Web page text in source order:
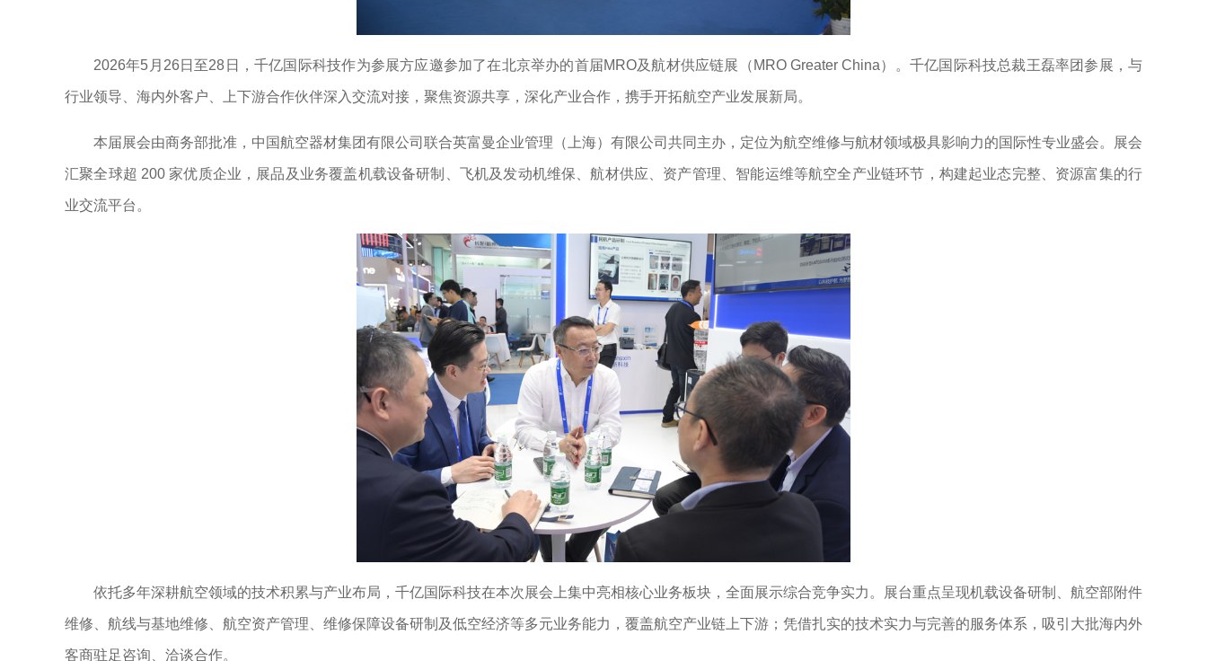
2026年5月26日至28日，千亿国际科技作为参展方应邀参加了在北京举办的首届MRO及航材供应链展（MRO Greater China）。千亿国际科技总裁王磊率团参展，与
行业领导、海内外客户、上下游合作伙伴深入交流对接，聚焦资源共享，深化产业合作，携手开拓航空产业发展新局。
本届展会由商务部批准，中国航空器材集团有限公司联合英富曼企业管理（上海）有限公司共同主办，定位为航空维修与航材领域极具影响力的国际性专业盛会。展会
汇聚全球超 200 家优质企业，展品及业务覆盖机载设备研制、飞机及发动机维保、航材供应、资产管理、智能运维等航空全产业链环节，构建起业态完整、资源富集的行
业交流平台。
依托多年深耕航空领域的技术积累与产业布局，千亿国际科技在本次展会上集中亮相核心业务板块，全面展示综合竞争实力。展台重点呈现机载设备研制、航空部附件
维修、航线与基地维修、航空资产管理、维修保障设备研制及低空经济等多元业务能力，覆盖航空产业链上下游；凭借扎实的技术实力与完善的服务体系，吸引大批海内外
客商驻足咨询、洽谈合作。